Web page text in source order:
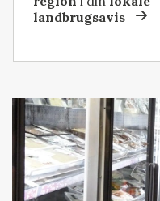
landbrugsavis